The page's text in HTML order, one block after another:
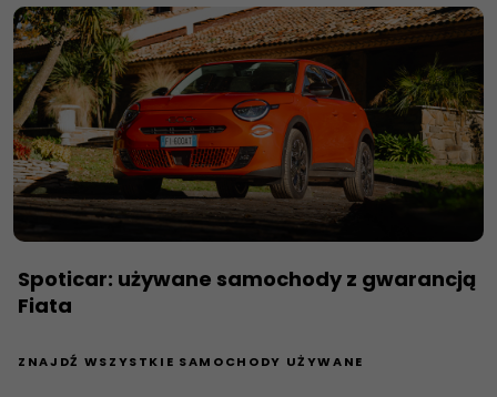
Spoticar: używane samochody z gwarancją
Fiata
ZNAJDŹ WSZYSTKIE SAMOCHODY UŻYWANE